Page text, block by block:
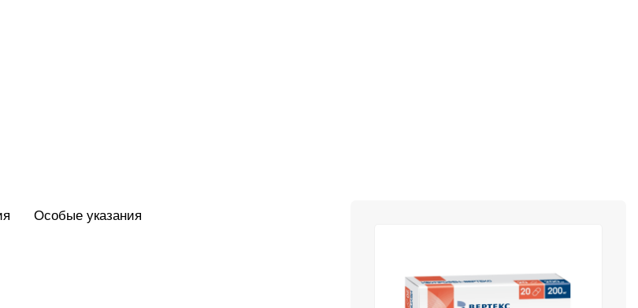
Особые указания